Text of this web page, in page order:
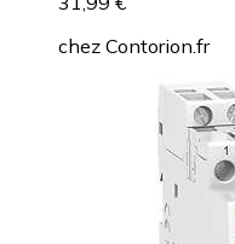
chez Contorion.fr